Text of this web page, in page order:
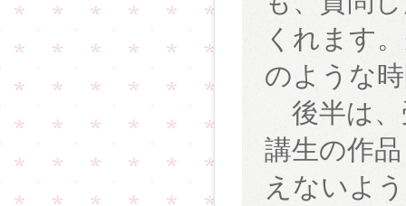
くれます
のような
後半は、
講生の作
えないよ